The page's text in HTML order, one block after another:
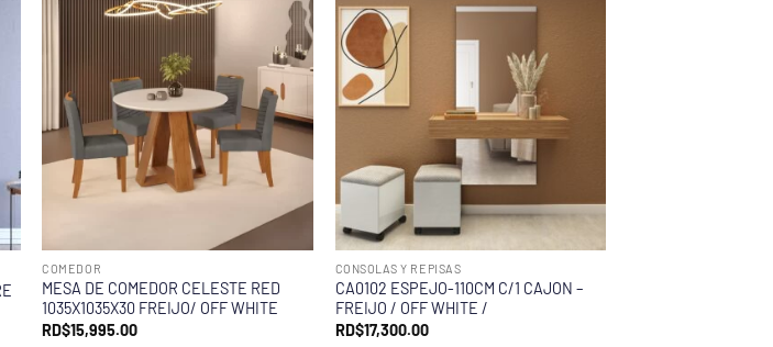
COMEDOR
MESA DE COMEDOR CELESTE RED
1035X1035X30 FREIJO/ OFF WHITE
RD$15,995.00
CONSOLAS Y REPISAS
CA0102 ESPEJO-110CM C/1 CAJON –
FREIJO / OFF WHITE /
RD$17,300.00